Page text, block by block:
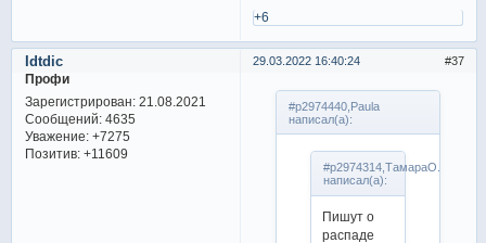
+6
37
29.03.2022 16:40:24
Idtdic
Профи
Зарегистрирован: 21.08.2021
Сообщений:4635
Уважение: +7275
Позитив: +11609
#p2974440,Paula
написал(а):
#p2974314,ТамараО.
написал(а):
Пишут о
распаде